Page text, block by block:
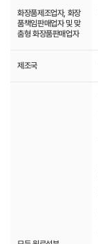
화장품제조업자, 화장
품책임판매업자 및 맞
춤형 화장품판매업자
제조국